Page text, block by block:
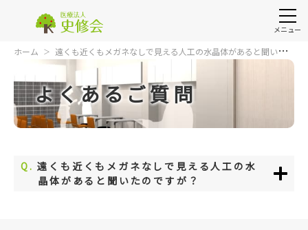
メニュー
ホーム
遠くも近くもメガネなしで見える人工の水晶体があると聞いたの
ですが？
よくあるご質問
Q. 遠くも近くもメガネなしで見える人工の水
晶体があると聞いたのですが？